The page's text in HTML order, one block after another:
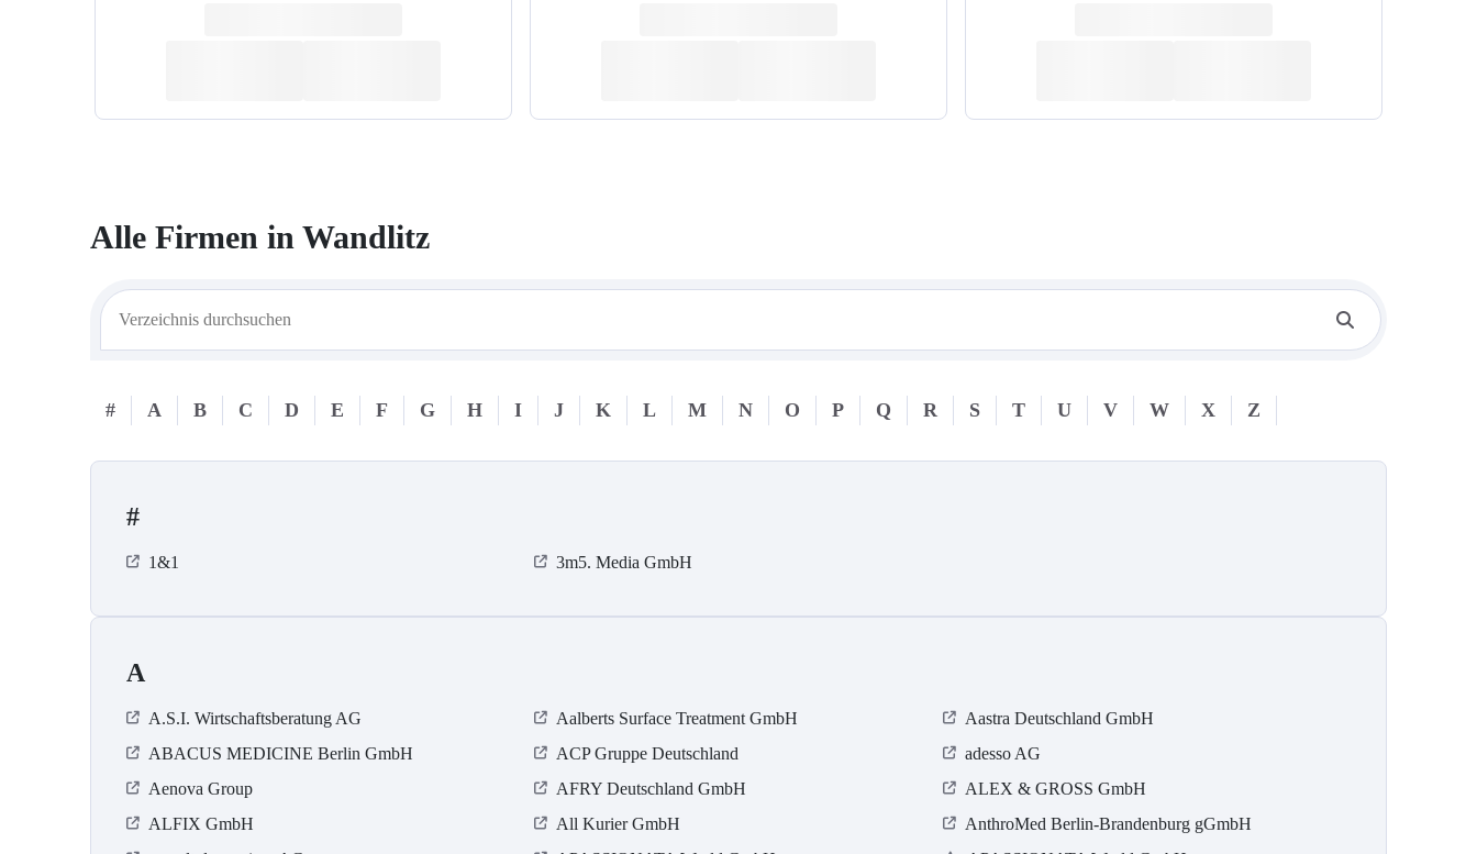
Alle Firmen in Wandlitz
# A B C D E F G H I J K L M N O P Q R S T U V W X Z
#
1&1 3m5. Media GmbH
A
A.S.I. Wirtschaftsberatung AG Aalberts Surface Treatment GmbH
Aastra Deutschland GmbH
ABACUS MEDICINE Berlin GmbH
ACP Gruppe Deutschland
adesso AG
Aenova Group
AFRY Deutschland GmbH
ALEX & GROSS GmbH
ALFIX GmbH
All Kurier GmbH
AnthroMed Berlin-Brandenburg gGmbH